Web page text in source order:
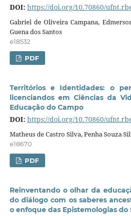
DOI: https://doi.org/10.70860/
Gabriel de Oliveira Campana,
Guena dos Santos
e18532
PDF
Territórios e Identidades: o
licenciandos em Ciências da
Educação do Campo
DOI: https://doi.org/10.70860/
Matheus de Castro Silva, Penha Souza
e18670
PDF
Reinventando o olhar da
do diálogo com os saberes
o enfoque das Epistemologias do